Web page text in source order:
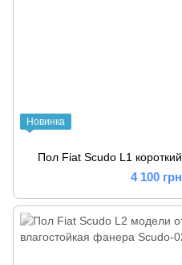
Новинка
Пол Fiat Scudo L1
4 100 грн